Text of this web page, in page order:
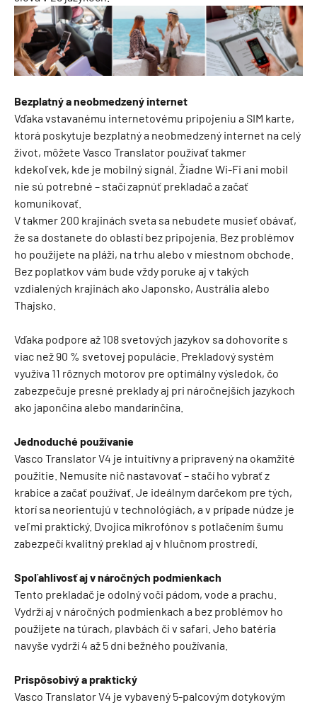
Bezplatný a neobmedzený internet
Vďaka vstavanému internetovému pripojeniu a SIM karte,
ktorá poskytuje bezplatný a neobmedzený internet na celý
život, môžete Vasco Translator používať takmer
kdekoľvek, kde je mobilný signál. Žiadne Wi-Fi ani mobil
nie sú potrebné – stačí zapnúť prekladač a začať
komunikovať.
V takmer 200 krajinách sveta sa nebudete musieť obávať,
že sa dostanete do oblastí bez pripojenia. Bez problémov
ho použijete na pláži, na trhu alebo v miestnom obchode.
Bez poplatkov vám bude vždy poruke aj v takých
vzdialených krajinách ako Japonsko, Austrália alebo
Thajsko.
Vďaka podpore až 108 svetových jazykov sa dohovoríte s
viac než 90 % svetovej populácie. Prekladový systém
využíva 11 rôznych motorov pre optimálny výsledok, čo
zabezpečuje presné preklady aj pri náročnejších jazykoch
ako japončina alebo mandarínčina.
Jednoduché používanie
Vasco Translator V4 je intuitívny a pripravený na okamžité
použitie. Nemusíte nič nastavovať – stačí ho vybrať z
krabice a začať používať. Je ideálnym darčekom pre tých,
ktorí sa neorientujú v technológiách, a v prípade núdze je
veľmi praktický. Dvojica mikrofónov s potlačením šumu
zabezpečí kvalitný preklad aj v hlučnom prostredí.
Spoľahlivosť aj v náročných podmienkach
Tento prekladač je odolný voči pádom, vode a prachu.
Vydrží aj v náročných podmienkach a bez problémov ho
použijete na túrach, plavbách či v safari. Jeho batéria
navyše vydrží 4 až 5 dní bežného používania.
Prispôsobivý a praktický
Vasco Translator V4 je vybavený 5-palcovým dotykovým